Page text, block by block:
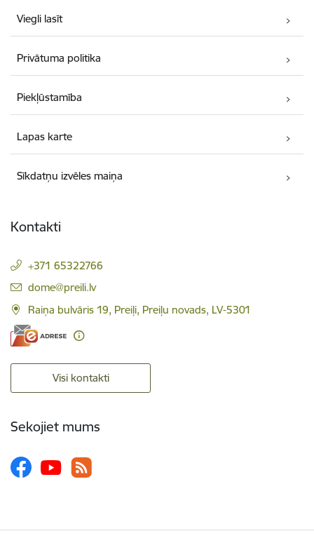
Viegli lasīt
Privātuma politika
Piekļūstamība
Lapas karte
Sīkdatņu izvēles maiņa
Kontakti
+371 65322766
E-pasts:
dome@preili.lv
Raiņa bulvāris 19, Preiļi, Preiļu novads, LV-5301
Visi kontakti
Sekojiet mums